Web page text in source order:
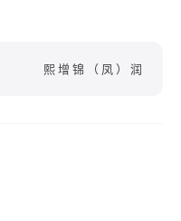
熙增锦（凤）润